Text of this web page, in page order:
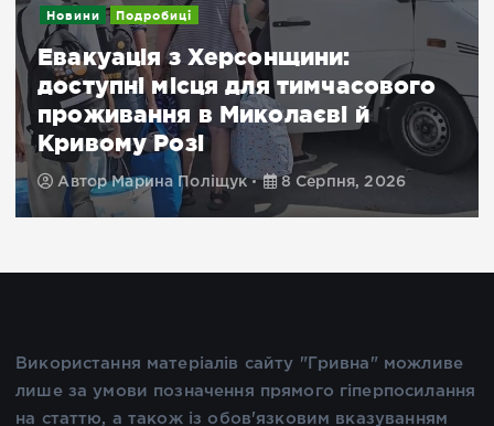
Новини Подробиці
Евакуація з Херсонщини:
доступні місця для тимчасового
проживання в Миколаєві й
Кривому Розі
АвторМарина Поліщук 8 Серпня, 2026
Використання матеріалів сайту "Гривна" можливе
лише за умови позначення прямого гіперпосилання
на статтю, а також із обов'язковим вказуванням